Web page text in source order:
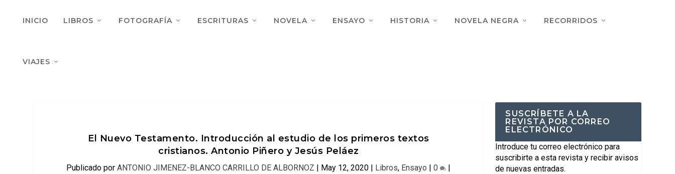
INICIO LIBROS FOTOGRAFÍA ESCRITURAS NOVELA ENSAYO HISTORIA NOVELA NEGRA RECORRIDOS
VIAJES
El Nuevo Testamento. Introducción al estudio de los primeros textos
cristianos. Antonio Piñero y Jesús Peláez
Publicado porANTONIO JIMENEZ-BLANCO CARRILLO DE ALBORNOZ | May 12, 2020 | Libros, Ensayo |0 |
SUSCRÍBETE A LA
REVISTA POR CORREO
ELECTRÓNICO
Introduce tu correo electrónico para
suscribirte a esta revista y recibir avisos
de nuevas entradas.